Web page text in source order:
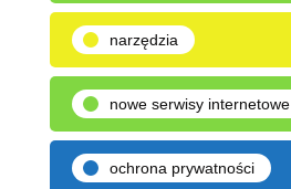
narzędzia
nowe serwisy internetowe
ochrona prywatności